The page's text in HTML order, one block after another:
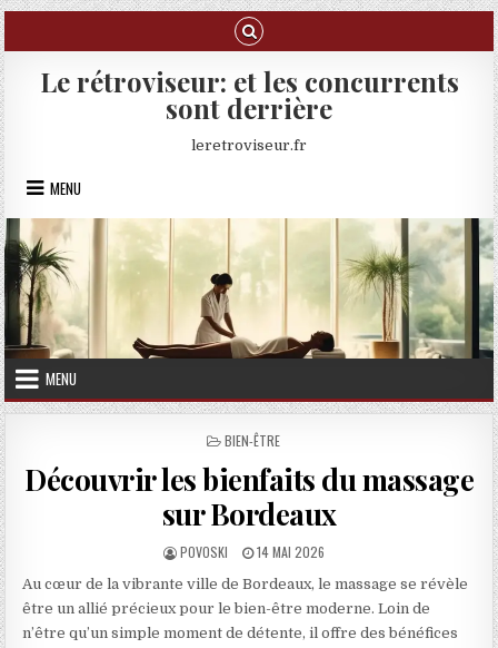
Skip to content
Le rétroviseur: et les concurrents
sont derrière
leretroviseur.fr
MENU
MENU
POSTED IN
BIEN-ÊTRE
Découvrir les bienfaits du massage
sur Bordeaux
AUTHOR:
POVOSKI PUBLISHED DATE:
14 MAI 2026
Au cœur de la vibrante ville de Bordeaux, le massage se révèle
être un allié précieux pour le bien-être moderne. Loin de
n’être qu’un simple moment de détente, il offre des bénéfices